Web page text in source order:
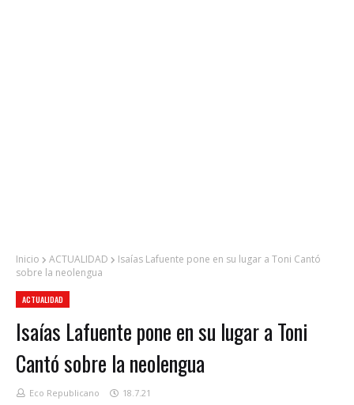
Inicio ACTUALIDAD
Isaías Lafuente pone en su lugar a Toni Cantó
sobre la neolengua
ACTUALIDAD
Isaías Lafuente pone en su lugar a Toni
Cantó sobre la neolengua
Eco Republicano 18.7.21